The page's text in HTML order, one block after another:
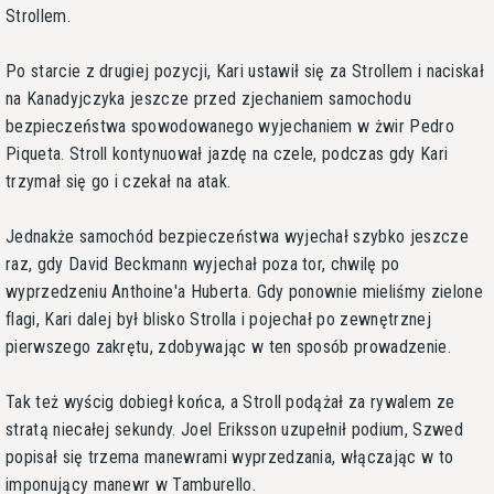
Strollem.
Po starcie z drugiej pozycji, Kari ustawił się za Strollem i naciskał
na Kanadyjczyka jeszcze przed zjechaniem samochodu
bezpieczeństwa spowodowanego wyjechaniem w żwir Pedro
Piqueta. Stroll kontynuował jazdę na czele, podczas gdy Kari
trzymał się go i czekał na atak.
Jednakże samochód bezpieczeństwa wyjechał szybko jeszcze
raz, gdy David Beckmann wyjechał poza tor, chwilę po
wyprzedzeniu Anthoine'a Huberta. Gdy ponownie mieliśmy zielone
flagi, Kari dalej był blisko Strolla i pojechał po zewnętrznej
pierwszego zakrętu, zdobywając w ten sposób prowadzenie.
Tak też wyścig dobiegł końca, a Stroll podążał za rywalem ze
stratą niecałej sekundy. Joel Eriksson uzupełnił podium, Szwed
popisał się trzema manewrami wyprzedzania, włączając w to
imponujący manewr w Tamburello.